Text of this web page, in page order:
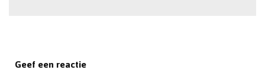
Geef een reactie